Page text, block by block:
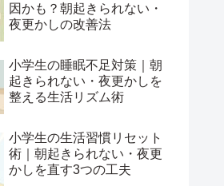
因かも？朝起きられない・
夜更かしの改善法
小学生の睡眠不足対策｜朝
起きられない・夜更かしを
整える生活リズム術
小学生の生活習慣リセット
術｜朝起きられない・夜更
かしを直す3つの工夫